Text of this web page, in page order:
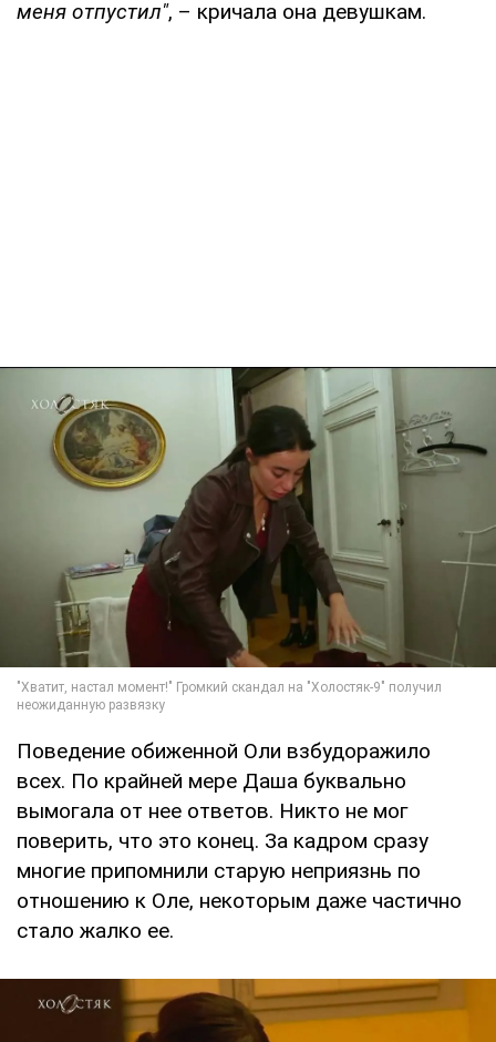
меня отпустил", – кричала она девушкам.
Поведение обиженной Оли взбудоражило
всех. По крайней мере Даша буквально
вымогала от нее ответов. Никто не мог
поверить, что это конец. За кадром сразу
многие припомнили старую неприязнь по
отношению к Оле, некоторым даже частично
стало жалко ее.